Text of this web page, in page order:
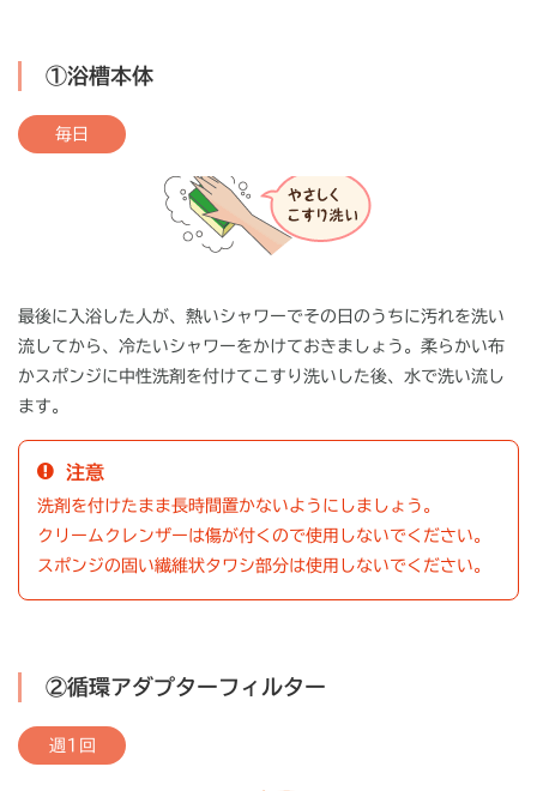
①浴槽本体
毎日
最後に入浴した人が、熱いシャワーでその日のうちに汚れを洗い
流してから、冷たいシャワーをかけておきましょう。柔らかい布
かスポンジに中性洗剤を付けてこすり洗いした後、水で洗い流し
ます。
注意
洗剤を付けたまま長時間置かないようにしましょう。
クリームクレンザーは傷が付くので使用しないでください。
スポンジの固い繊維状タワシ部分は使用しないでください。
②循環アダプターフィルター
週1回